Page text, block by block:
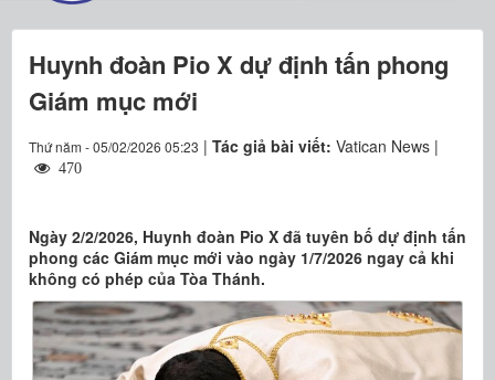
QUÁN VĂN
THƯ GIÃN
Huynh đoàn Pio X dự định tấn phong
Giám mục mới
Thứ năm - 05/02/2026 05:23 | Tác giả bài viết: Vatican News |
470
Ngày 2/2/2026, Huynh đoàn Pio X đã tuyên bố dự định tấn
phong các Giám mục mới vào ngày 1/7/2026 ngay cả khi
không có phép của Tòa Thánh.